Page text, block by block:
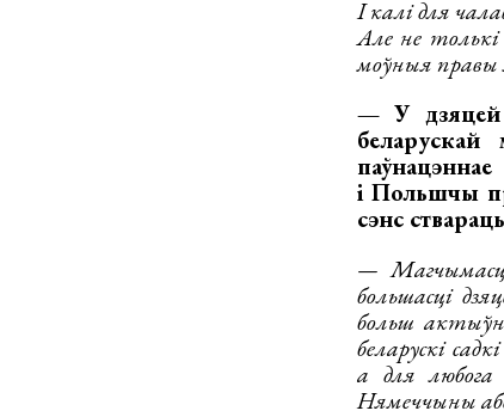
І калі для
Але не
моўныя правы
— У дзяцей
і Польшчы
сэнс
—
большасці
больш
беларускі
а для
Нямеччыны